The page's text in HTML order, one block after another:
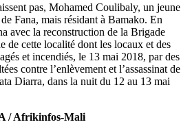
pas, Mohamed Coulibaly, un jeune
Fana, mais résidant à Bamako. En
avec la reconstruction de la Brigade
de cette localité dont les locaux et des
et incendiés, le 13 mai 2018, par des
contre l’enlèvement et l’assassinat de
Diarra, dans la nuit du 12 au 13 mai
/ Afrikinfos-Mali